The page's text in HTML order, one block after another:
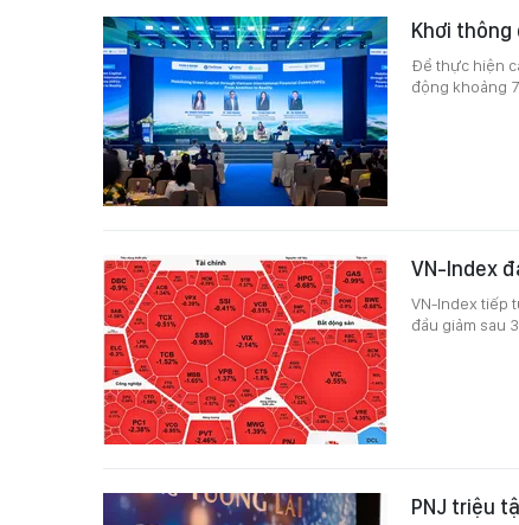
Khơi thông
Để thực hiện
động khoảng
VN-Index
VN-Index tiếp
đầu giảm sau
PNJ triệu